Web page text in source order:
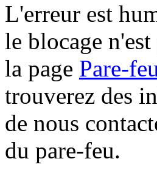
L'erreur est
le blocage
la page Pare-
trouverez des
de nous
du pare-feu.